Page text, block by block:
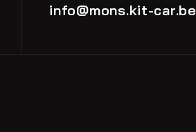
info@mons.kit-car.be